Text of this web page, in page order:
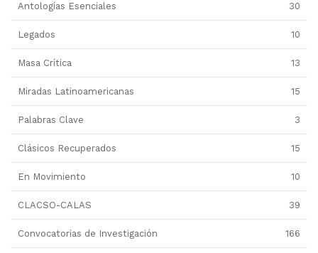
Antologías Esenciales 30
Legados 10
Masa Crítica 13
Miradas Latinoamericanas 15
Palabras Clave 3
Clásicos Recuperados 15
En Movimiento 10
CLACSO-CALAS 39
Convocatorias de Investigación 166